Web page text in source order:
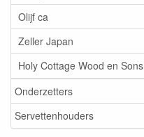
Olijf ca
Zeller Japan
Holy Cottage Wood en Sons
Onderzetters
Servettenhouders